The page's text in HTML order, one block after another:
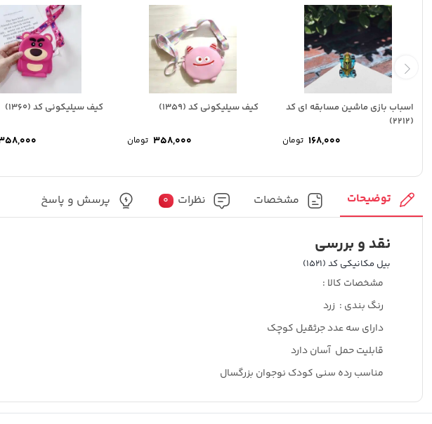
اسباب بازی ماشین مسابقه ای کد
(2212)
168,000 تومان
کیف سیلیکونی کد (1359)
358,000 تومان
کیف سیلیکونی کد (1360)
توضیحات مشخصات نظرات 0 پرسش و پاسخ
نقد و بررسی
بیل مکانیکی کد (1521)
مشخصات کالا :
رنگ بندی : زرد
دارای سه عدد جرثقیل کوچک
قابلیت حمل آسان دارد
مناسب رده سنی کودک نوجوان بزرگسال